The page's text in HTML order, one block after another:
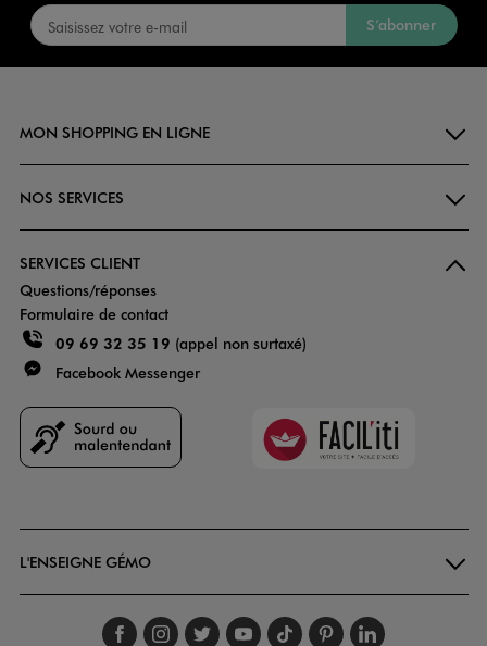
S’abonner
MON SHOPPING EN LIGNE
NOS SERVICES
SERVICES CLIENT
Questions/réponses
Formulaire de contact
09 69 32 35 19 (appel non surtaxé)
Facebook Messenger
Faciliti
L'ENSEIGNE GÉMO